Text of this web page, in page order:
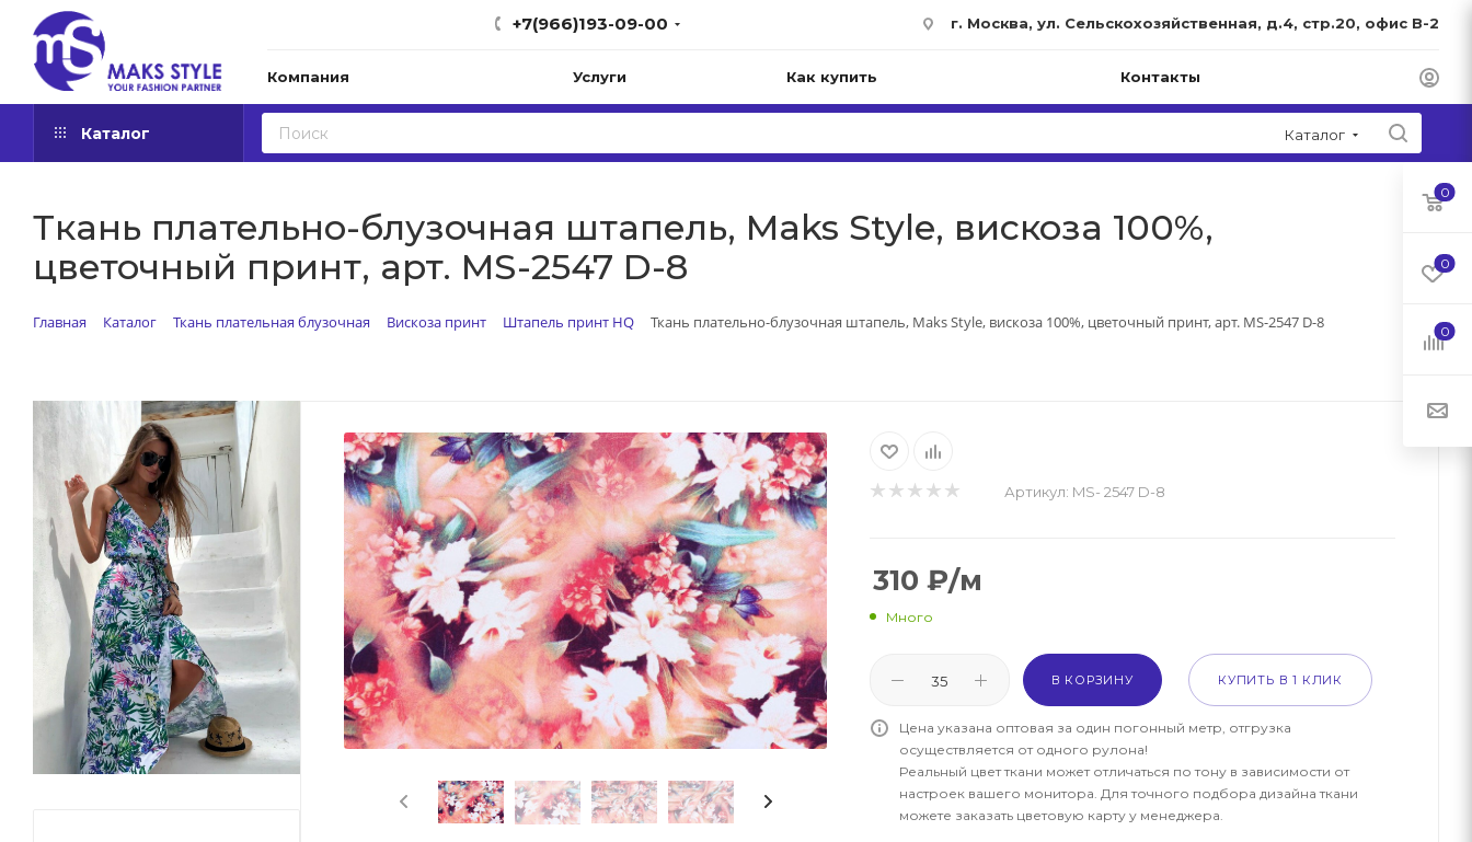
+7(966)193-09-00 г. Москва, ул. Сельскохозяйственная, д.4, стр.20, офис В-2
Компания Услуги Как купить Контакты
Каталог Каталог
Ткань плательно-блузочная штапель, Maks Style, вискоза 100%,
цветочный принт, арт. MS-2547 D-8
Главная Каталог Ткань плательная блузочная Вискоза принт Штапель принт HQ Ткань плательно-блузочная штапель, Maks Style, вискоза 100%, цветочный принт, арт. MS-2547 D-8
Артикул: MS- 2547 D-8
310 ₽/м
Много
В КОРЗИНУ КУПИТЬ В 1 КЛИК
Цена указана оптовая за один погонный метр, отгрузка
осуществляется от одного рулона!
Реальный цвет ткани может отличаться по тону в зависимости от
настроек вашего монитора. Для точного подбора дизайна ткани
можете заказать цветовую карту у менеджера.
0
0
0